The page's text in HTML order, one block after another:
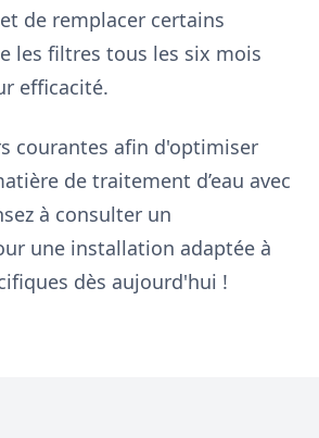
de remplacer certains
les filtres tous les six mois
efficacité.
courantes afin d'optimiser
de traitement d’eau avec
à consulter un
une installation adaptée à
dès aujourd'hui !